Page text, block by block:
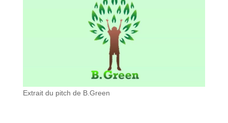
Extrait du pitch de B.Green